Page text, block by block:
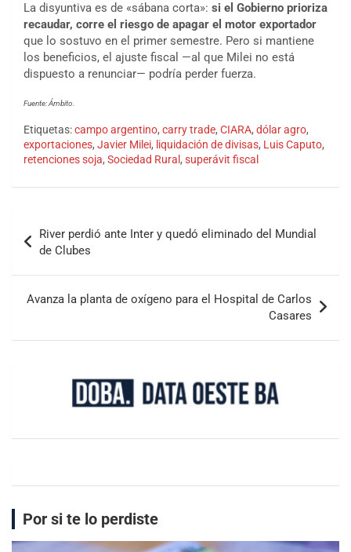
La disyuntiva es de «sábana corta»: si el Gobierno prioriza
recaudar, corre el riesgo de apagar el motor exportador
que lo sostuvo en el primer semestre. Pero si mantiene
los beneficios, el ajuste fiscal —al que Milei no está
dispuesto a renunciar— podría perder fuerza.
Fuente: Ámbito.
Etiquetas:campo argentino, carry trade, CIARA, dólar agro,
exportaciones, Javier Milei, liquidación de divisas, Luis Caputo,
retenciones soja, Sociedad Rural , superávit fiscal
River perdió ante Inter y quedó eliminado del Mundial
de Clubes
Avanza la planta de oxígeno para el Hospital de Carlos
Casares
Por si te lo perdiste